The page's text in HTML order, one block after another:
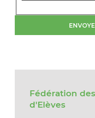
Fédération
d'Elèves